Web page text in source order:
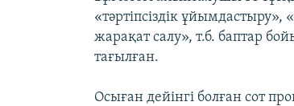
«тәртіпсіздік ұйымдастыру»,
жарақат салу», т.б. баптар
тағылған.
Осыған дейінгі болған сот